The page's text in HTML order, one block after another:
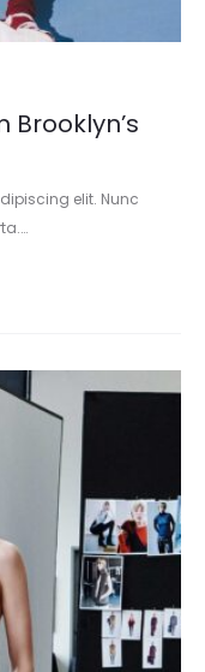
Brooklyn’s
elit. Nunc